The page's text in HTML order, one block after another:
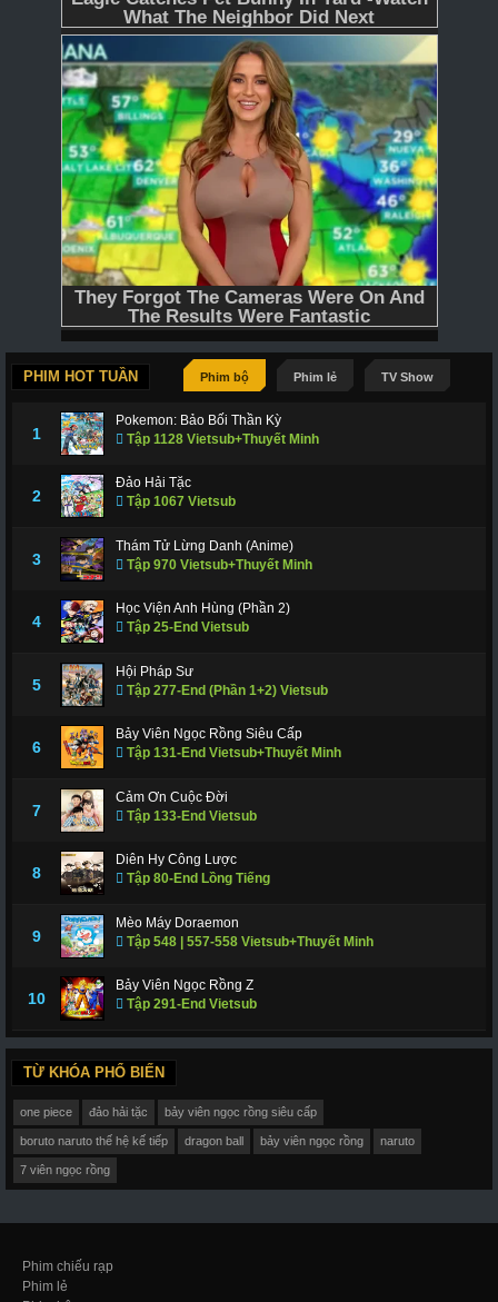
PHIM HOT TUẦN Phim bộ Phim lẻ TV Show
1
Pokemon: Bảo Bối Thần Kỳ
Tập 1128 Vietsub+Thuyết Minh
2
Đảo Hải Tặc
Tập 1067 Vietsub
3
Thám Tử Lừng Danh (Anime)
Tập 970 Vietsub+Thuyết Minh
4
Học Viện Anh Hùng (Phần 2)
Tập 25-End Vietsub
5
Hội Pháp Sư
Tập 277-End (Phần 1+2) Vietsub
6
Bảy Viên Ngọc Rồng Siêu Cấp
Tập 131-End Vietsub+Thuyết Minh
7
Cảm Ơn Cuộc Đời
Tập 133-End Vietsub
8
Diên Hy Công Lược
Tập 80-End Lồng Tiếng
9
Mèo Máy Doraemon
Tập 548 | 557-558 Vietsub+Thuyết Minh
10
Bảy Viên Ngọc Rồng Z
Tập 291-End Vietsub
TỪ KHÓA PHỔ BIẾN
one piece đảo hải tặc bảy viên ngọc rồng siêu cấp
boruto naruto thế hệ kế tiếp dragon ball bảy viên ngọc rồng naruto
7 viên ngọc rồng
Phim chiếu rạp
Phim lẻ